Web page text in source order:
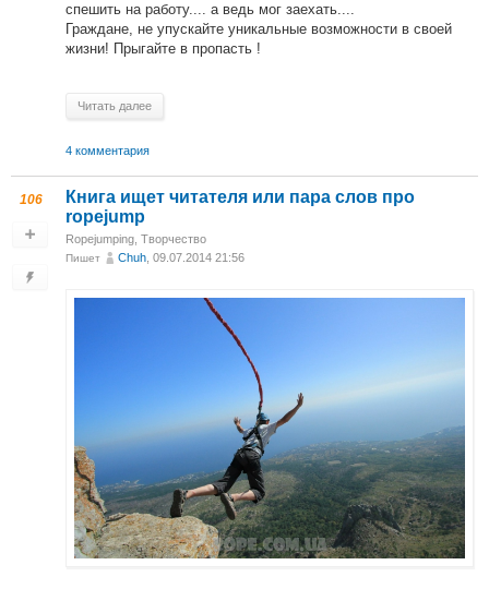
спешить на работу.... а ведь мог заехать....
Граждане, не упускайте уникальные возможности в своей
жизни! Прыгайте в пропасть !
Читать далее
4 комментария
106
Книга ищет читателя или пара слов про
ropejump
Ropejumping Творчество
Пишет Chuh , 09.07.2014 21:56